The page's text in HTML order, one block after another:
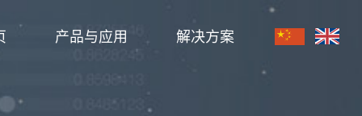
产品与应用 解决方案